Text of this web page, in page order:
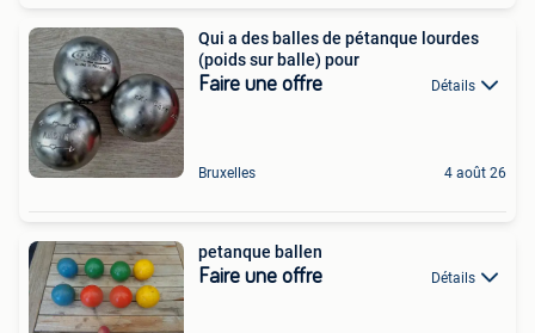
Qui a des balles de pétanque lourdes
(poids sur balle) pour
Faire une offre Détails
Bruxelles 4 août 26
petanque ballen
Faire une offre Détails